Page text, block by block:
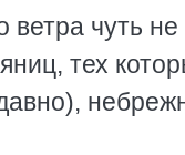
чуть не
тех